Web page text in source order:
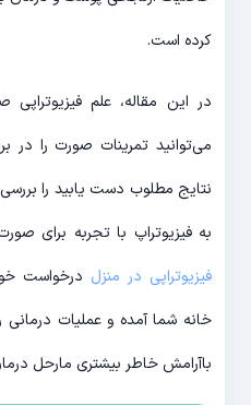
کرده است.
در این مقاله، علم
می‌توانید تمرینات صورت را در
نتایج مطلوب دست یابید را
به فیزیوتراپ با تجربه برای
فیزیوتراپی در منزل درخواست
خانه شما آمده و عملیات درمانی
باآرامش خاطر بیشتری مارحل